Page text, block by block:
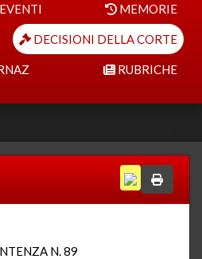
MEMORIE
DECISIONI DELLA CORTE
RUBRICHE
N. 89